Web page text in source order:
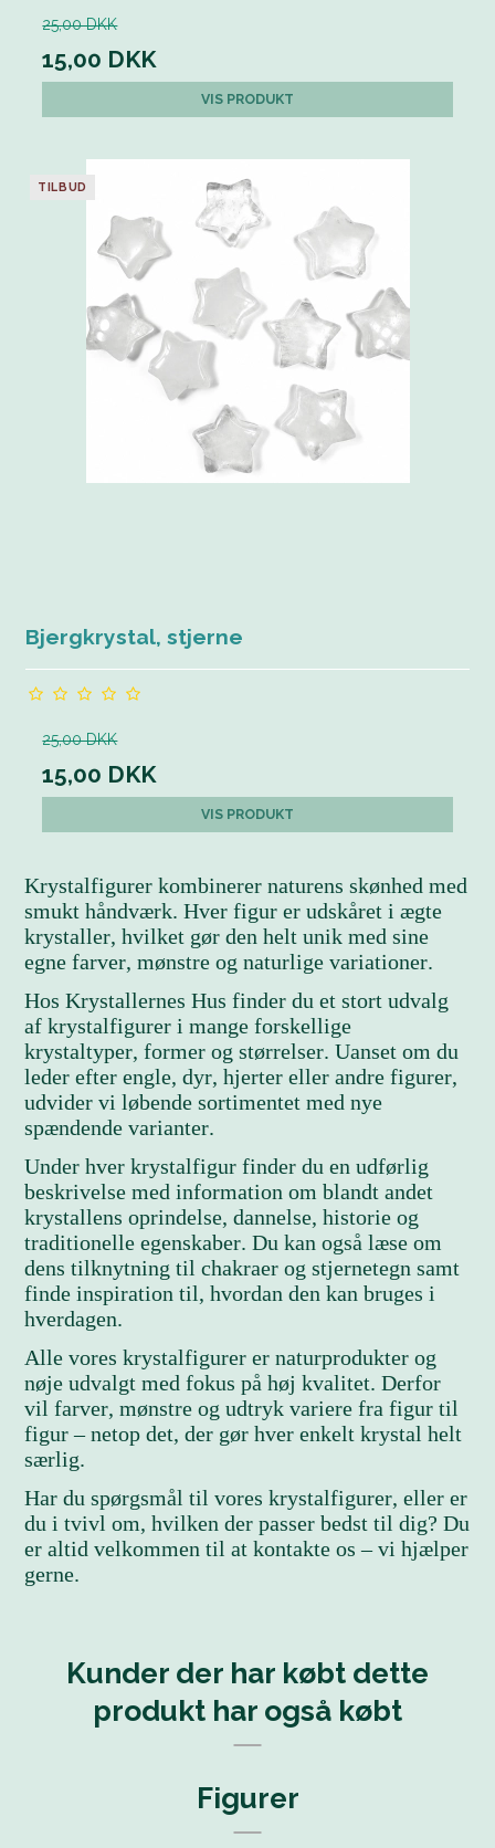
25,00 DKK
15,00 DKK
VIS PRODUKT
TILBUD
Bjergkrystal, stjerne
25,00 DKK
15,00 DKK
VIS PRODUKT
Krystalfigurer kombinerer naturens skønhed med
smukt håndværk. Hver figur er udskåret i ægte
krystaller, hvilket gør den helt unik med sine
egne farver, mønstre og naturlige variationer.
Hos Krystallernes Hus finder du et stort udvalg
af krystalfigurer i mange forskellige
krystaltyper, former og størrelser. Uanset om du
leder efter engle, dyr, hjerter eller andre figurer,
udvider vi løbende sortimentet med nye
spændende varianter.
Under hver krystalfigur finder du en udførlig
beskrivelse med information om blandt andet
krystallens oprindelse, dannelse, historie og
traditionelle egenskaber. Du kan også læse om
dens tilknytning til chakraer og stjernetegn samt
finde inspiration til, hvordan den kan bruges i
hverdagen.
Alle vores krystalfigurer er naturprodukter og
nøje udvalgt med fokus på høj kvalitet. Derfor
vil farver, mønstre og udtryk variere fra figur til
figur – netop det, der gør hver enkelt krystal helt
særlig.
Har du spørgsmål til vores krystalfigurer, eller er
du i tvivl om, hvilken der passer bedst til dig? Du
er altid velkommen til at kontakte os – vi hjælper
gerne.
Kunder der har købt dette
produkt har også købt
Figurer